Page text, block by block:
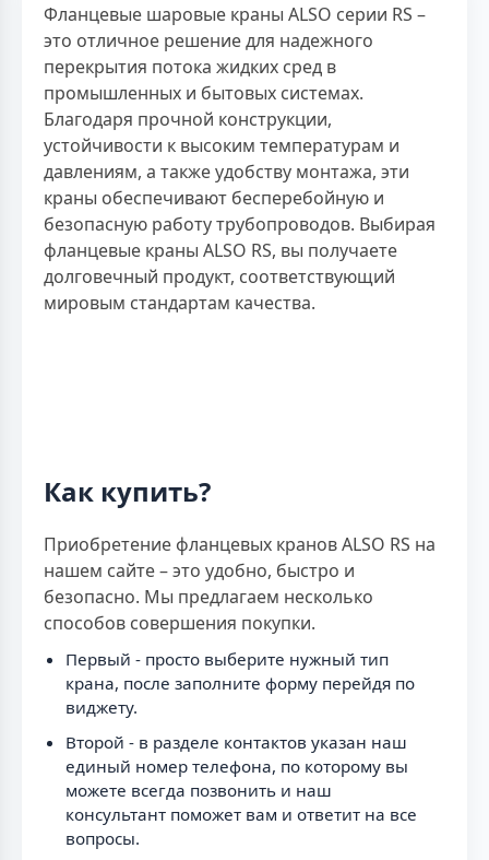
Фланцевые шаровые краны ALSO серии RS –
это отличное решение для надежного
перекрытия потока жидких сред в
промышленных и бытовых системах.
Благодаря прочной конструкции,
устойчивости к высоким температурам и
давлениям, а также удобству монтажа, эти
краны обеспечивают бесперебойную и
безопасную работу трубопроводов. Выбирая
фланцевые краны ALSO RS, вы получаете
долговечный продукт, соответствующий
мировым стандартам качества.
Как купить?
Приобретение фланцевых кранов ALSO RS на
нашем сайте – это удобно, быстро и
безопасно. Мы предлагаем несколько
способов совершения покупки.
Первый - просто выберите нужный тип
крана, после заполните форму перейдя по
виджету.
Второй - в разделе контактов указан наш
единый номер телефона, по которому вы
можете всегда позвонить и наш
консультант поможет вам и ответит на все
вопросы.